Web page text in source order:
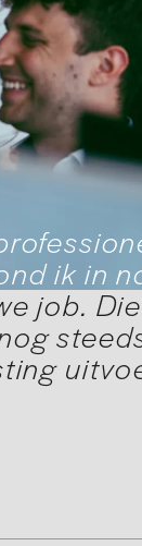
ik in
job.